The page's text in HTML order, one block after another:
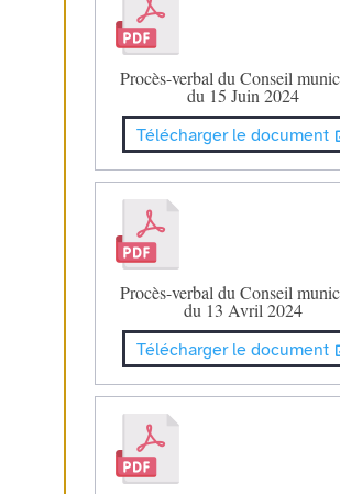
Procès-verbal du Conseil
du 15 Juin 2024
Télécharger le document
Procès-verbal du Conseil
du 13 Avril 2024
Télécharger le document